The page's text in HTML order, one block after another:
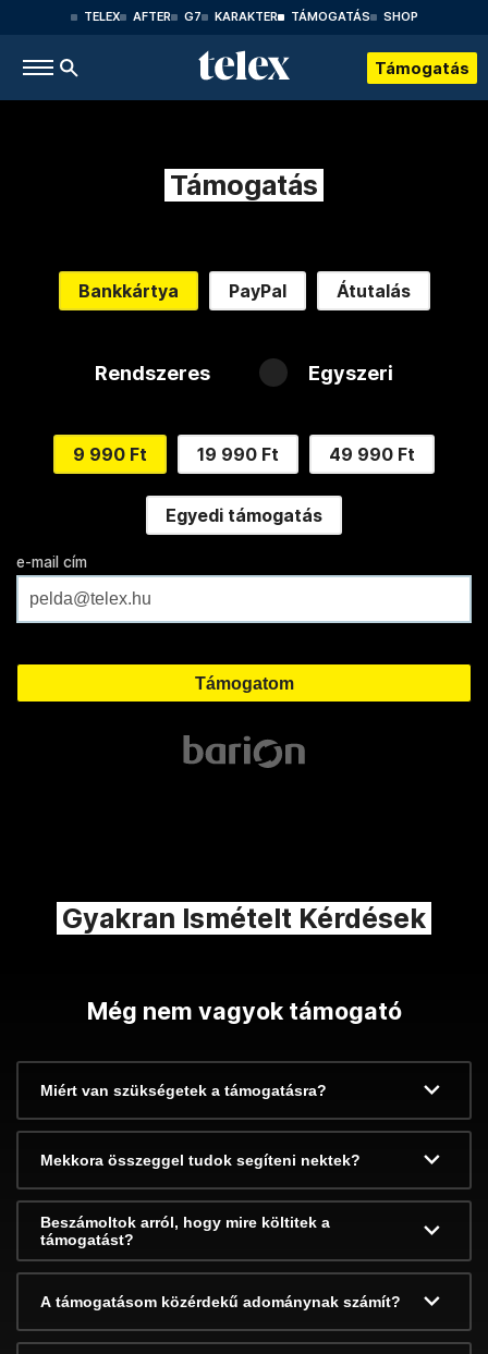
TELEX AFTER G7 KARAKTER TÁMOGATÁS SHOP
Támogatás
Támogatás
Bankkártya PayPal Átutalás
Rendszeres Egyszeri
9 990 Ft 19 990 Ft 49 990 Ft
Egyedi támogatás
e-mail cím
Gyakran Ismételt Kérdések
Még nem vagyok támogató
Miért van szükségetek a támogatásra?
Mekkora összeggel tudok segíteni nektek?
Beszámoltok arról, hogy mire költitek a
támogatást?
A támogatásom közérdekű adománynak számít?